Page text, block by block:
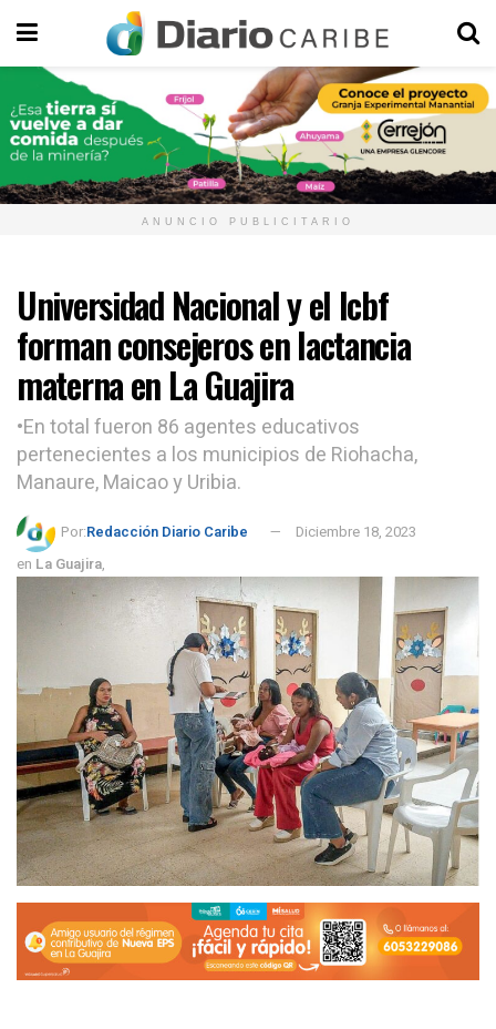
ANUNCIO PUBLICITARIO
Universidad Nacional y el Icbf
forman consejeros en lactancia
materna en La Guajira
•En total fueron 86 agentes educativos
pertenecientes a los municipios de Riohacha,
Manaure, Maicao y Uribia.
Por:Redacción Diario Caribe
Diciembre 18, 2023
en La Guajira,